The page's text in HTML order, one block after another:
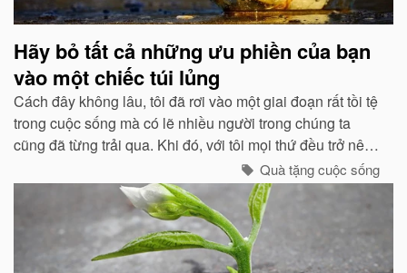
Hãy bỏ tất cả những ưu phiền của bạn
vào một chiếc túi lủng
Cách đây không lâu, tôi đã rơi vào một giai đoạn rất tồi tệ
trong cuộc sống mà có lẽ nhiều người trong chúng ta
cũng đã từng trải qua. Khi đó, với tôi mọi thứ đều trở nên
Quà tặng cuộc sống